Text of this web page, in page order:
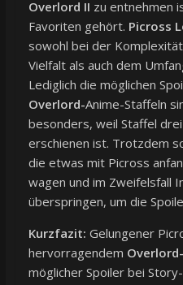
Overlord II zu entnehmen
Favoriten gehört. Picross
sowohl bei der
Vielfalt als auch dem
Lediglich die möglichen
Overlord-Anime-Staffeln
besonders, weil Staffel
erschienen ist. Trotzdem
die etwas mit Picross
wagen und im Zweifelsfall
überspringen, um die
Kurzfazit: Gelungener
hervorragendem Overlord-
möglicher Spoiler bei